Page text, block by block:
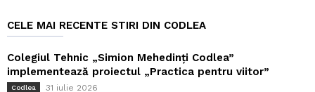
CELE MAI RECENTE STIRI DIN CODLEA
Colegiul Tehnic „Simion Mehedinți Codlea”
implementează proiectul „Practica pentru viitor”
Codlea 31 iulie 2026